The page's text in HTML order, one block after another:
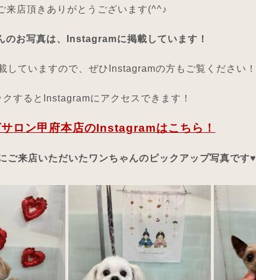
来店頂きありがとうございます(^^♪
のお写真は、Instagramに掲載しています！
していますので、ぜひInstagramの方もご覧ください！
するとInstagramにアクセスできます！
ロン甲府本店のInstagramはこちら！
ご来店いただいたワンちゃんのピックアップ写真です♥